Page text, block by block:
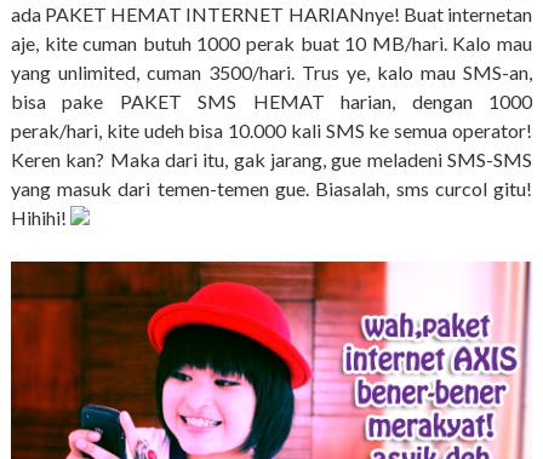
ada PAKET HEMAT INTERNET HARIANnye! Buat internetan
aje, kite cuman butuh 1000 perak buat 10 MB/hari. Kalo mau
yang unlimited, cuman 3500/hari. Trus ye, kalo mau SMS-an,
bisa pake PAKET SMS HEMAT harian, dengan 1000
perak/hari, kite udeh bisa 10.000 kali SMS ke semua operator!
Keren kan? Maka dari itu, gak jarang, gue meladeni SMS-SMS
yang masuk dari temen-temen gue. Biasalah, sms curcol gitu!
Hihihi!